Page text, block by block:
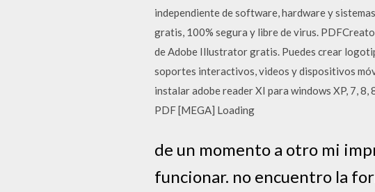
independiente de software, hardware y
gratis, 100% segura y libre de virus.
de Adobe Illustrator gratis. Puedes crear
soportes interactivos, videos y dispositivos
instalar adobe reader XI para windows XP, 7,
PDF [MEGA] Loading
de un momento a otro mi
funcionar. no encuentro la